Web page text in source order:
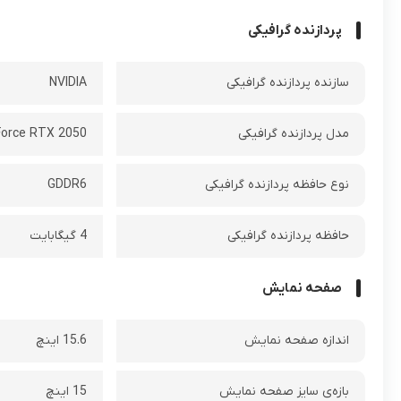
پردازنده گرافیکی
سازنده پردازنده گرافیکی NVIDIA
مدل پردازنده گرافیکی RTX 2050
نوع حافظه پردازنده گرافیکی GDDR6
حافظه پردازنده گرافیکی 4 گیگابایت
صفحه نمایش
اندازه صفحه نمایش 15.6 اینچ
بازه‌ی سایز صفحه نمایش 15 اینچ